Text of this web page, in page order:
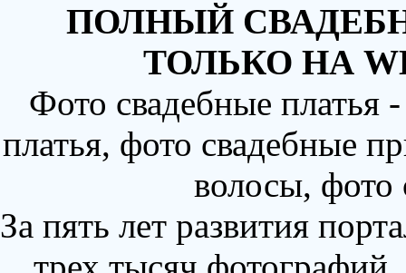
ПОЛНЫЙ
ТОЛЬКО НА
Фото свадебные
платья, фото свадебные
волосы,
За пять лет развития